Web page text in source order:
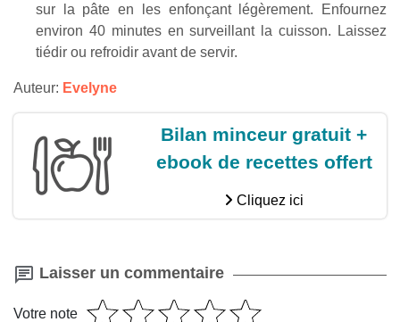
sur la pâte en les enfonçant légèrement. Enfournez
environ 40 minutes en surveillant la cuisson. Laissez
tiédir ou refroidir avant de servir.
Auteur: Evelyne
Bilan minceur gratuit +
ebook de recettes offert
Cliquez ici
Laisser un commentaire
Votre note